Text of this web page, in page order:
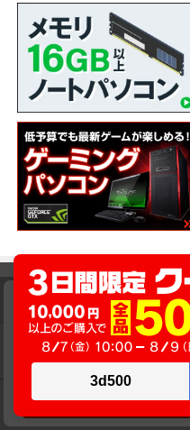
mouse computer MPro-
商品価格(税込) 56,800
オプション小計価格(税込)
商品合計価格(税込)
カ
ショッ
送料について
当サイトでは利用体験の向上
ラフィックの分析を目的とし
サイトの閲覧を継続された場
のといたします。